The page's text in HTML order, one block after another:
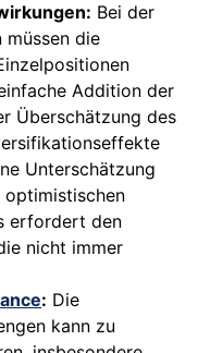
Bei der
die
Addition der
Überschätzung des
Unterschätzung
optimistischen
erfordert den
nicht immer
: Die
kann zu